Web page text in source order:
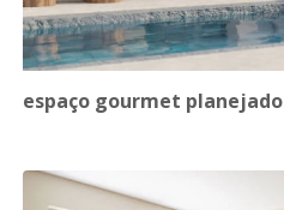
espaço gourmet planejado